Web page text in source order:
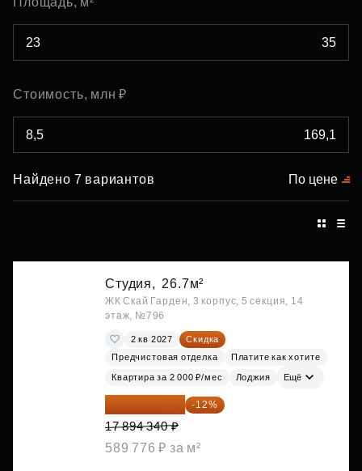
Стоимость, млн ₽
Найдено 7 вариантов По цене
Студия, 26.7м²
ЖК Скай Гарден, 3 корпус, 5 секция, 14
этаж, №796
2 кв 2027
Скидка
Предчистовая отделка
Платите как хотите
Квартира за 2 000 ₽/мес Лоджия Ещё
15 747 019 ₽ -12%
17 894 340 ₽
589 776 ₽ за м²